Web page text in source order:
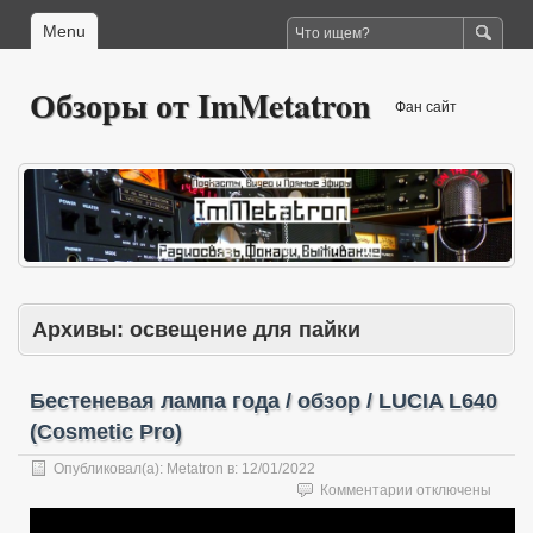
Menu
Обзоры от ImMetatron Фан сайт
Архивы: освещение для пайки
Бестеневая лампа года / обзор / LUCIA L640
(Cosmetic Pro)
Опубликовал(а): Metatron в: 12/01/2022
Комментарии к
записи
отключены